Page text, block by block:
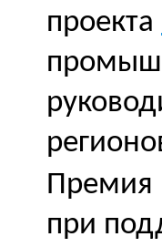
проекта
Премия
при